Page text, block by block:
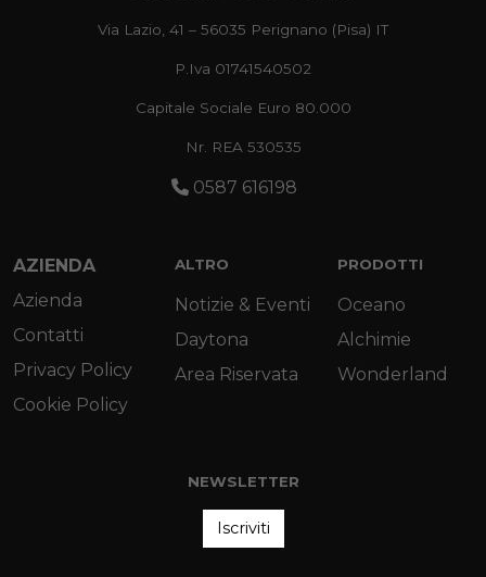
Via Lazio, 41 – 56035 Perignano (Pisa) IT
P.Iva 01741540502
Capitale Sociale Euro 80.000
Nr. REA 530535
0587 616198
AZIENDA
Azienda
Contatti
Privacy Policy
Cookie Policy
ALTRO
Notizie & Eventi
Daytona
Area Riservata
PRODOTTI
Oceano
Alchimie
Wonderland
NEWSLETTER
Iscriviti